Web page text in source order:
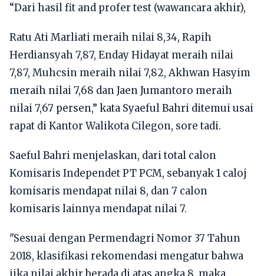
“Dari hasil fit and profer test (wawancara akhir),
Ratu Ati Marliati meraih nilai 8,34, Rapih
Herdiansyah 7,87, Enday Hidayat meraih nilai
7,87, Muhcsin meraih nilai 7,82, Akhwan Hasyim
meraih nilai 7,68 dan Jaen Jumantoro meraih
nilai 7,67 persen,” kata Syaeful Bahri ditemui usai
rapat di Kantor Walikota Cilegon, sore tadi.
Saeful Bahri menjelaskan, dari total calon
Komisaris Independet PT PCM, sebanyak 1 caloj
komisaris mendapat nilai 8, dan 7 calon
komisaris lainnya mendapat nilai 7.
"Sesuai dengan Permendagri Nomor 37 Tahun
2018, klasifikasi rekomendasi mengatur bahwa